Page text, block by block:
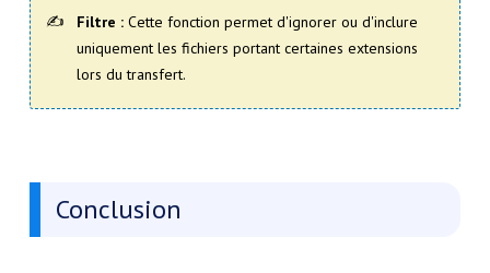
Filtre :Cette fonction permet d'ignorer ou d'inclure
uniquement les fichiers portant certaines extensions
lors du transfert.
Conclusion